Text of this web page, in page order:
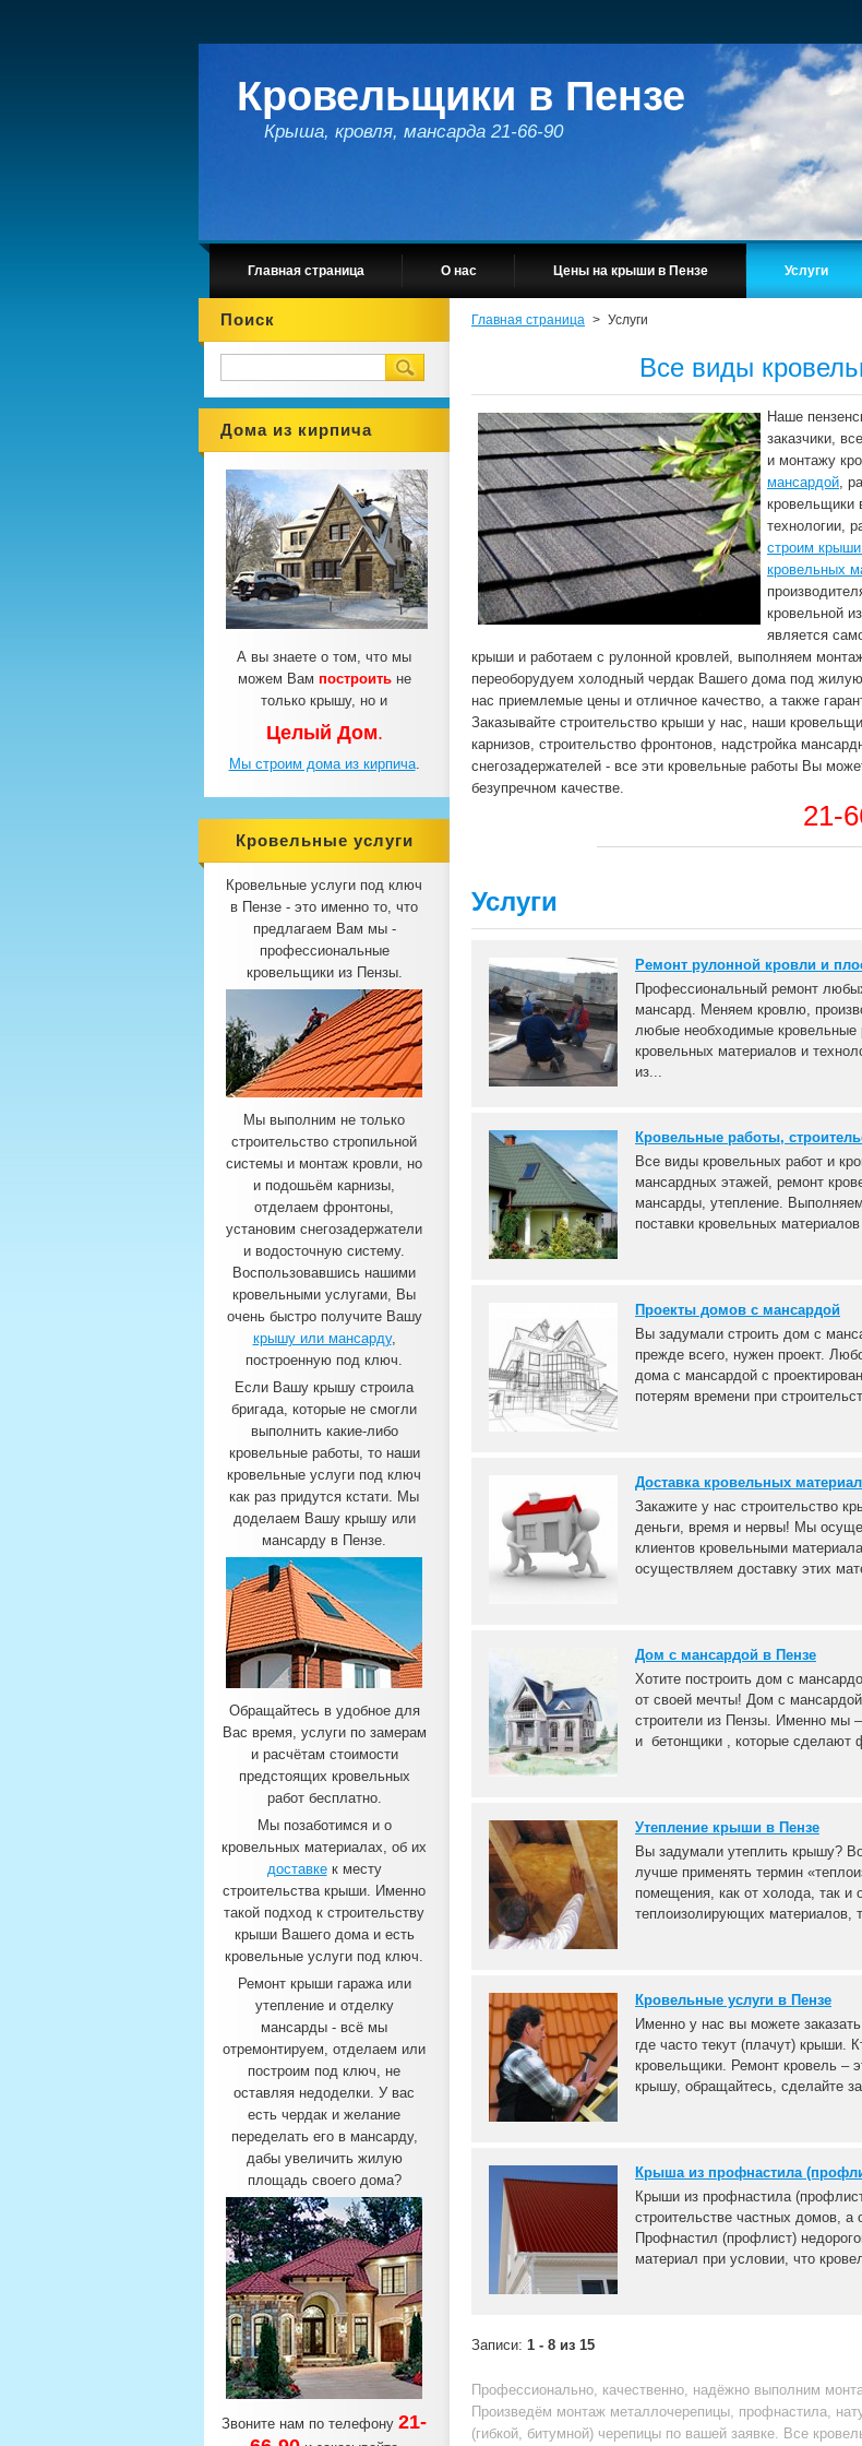
Кровельщики в Пензе
Крыша, кровля, мансарда 21-66-90
Главная страница О нас Цены на крыши в Пензе Услуги
Главная страница > Услуги
Все виды
Наше
заказчики,
и монтажу
мансардой,
кровельщики
технологии,
строим
кровельных
кровельной
является
крыши и работаем с рулонной кровлей, выполняем
переоборудуем холодный чердак Вашего дома под
нас приемлемые цены и отличное качество, а также
Заказывайте строительство крыши у нас, наши
карнизов, строительство фронтонов, надстройка
снегозадержателей - все эти кровельные работы Вы
безупречном качестве.
21-
Услуги
Ремонт рулонной кровли и
Профессиональный ремонт
мансард. Меняем кровлю,
любые необходимые кровельные
кровельных материалов и
из...
Кровельные работы,
Все виды кровельных работ и
мансардных этажей, ремонт
мансарды, утепление.
поставки кровельных
Проекты домов с мансардой
Вы задумали строить дом с
прежде всего, нужен проект.
дома с мансардой с
потерям времени при
Доставка кровельных
Закажите у нас строительство
деньги, время и нервы! Мы
клиентов кровельными
осуществляем доставку этих
Дом с мансардой в Пензе
Хотите построить дом с
от своей мечты! Дом с
строители из Пензы. Именно мы
и бетонщики , которые сделают
Утепление крыши в Пензе
Вы задумали утеплить крышу?
лучше применять термин
помещения, как от холода, так и
теплоизолирующих материалов,
Кровельные услуги в Пензе
Именно у нас вы можете
где часто текут (плачут) крыши.
кровельщики. Ремонт кровель –
крышу, обращайтесь, сделайте
Крыша из профнастила
Крыши из профнастила
строительстве частных домов,
Профнастил (профлист)
материал при условии, что
Записи: 1 - 8 из 15
Профессионально, качественно, надёжно выполним
Произведём монтаж металлочерепицы, профнастила,
(гибкой, битумной) черепицы по вашей заявке. Все
Поиск
Дома из кирпича
А вы знаете о том, что мы
можем Вам построитьне
только крышу, но и
Целый Дом.
Мы строим дома из кирпича.
Кровельные услуги
под ключ
Кровельные услуги под ключ
в Пензе - это именно то, что
предлагаем Вам мы -
профессиональные
кровельщики из Пензы.
Мы выполним не только
строительство стропильной
системы и монтаж кровли, но
и подошьём карнизы,
отделаем фронтоны,
установим снегозадержатели
и водосточную систему.
Воспользовавшись нашими
кровельными услугами, Вы
очень быстро получите Вашу
крышу или мансарду,
построенную под ключ.
Если Вашу крышу строила
бригада, которые не смогли
выполнить какие-либо
кровельные работы, то наши
кровельные услуги под ключ
как раз придутся кстати. Мы
доделаем Вашу крышу или
мансарду в Пензе.
Обращайтесь в удобное для
Вас время, услуги по замерам
и расчётам стоимости
предстоящих кровельных
работ бесплатно.
Мы позаботимся и о
кровельных материалах, об их
доставкек месту
строительства крыши. Именно
такой подход к строительству
крыши Вашего дома и есть
кровельные услуги под ключ.
Ремонт крыши гаража или
утепление и отделку
мансарды - всё мы
отремонтируем, отделаем или
построим под ключ, не
оставляя недоделки. У вас
есть чердак и желание
переделать его в мансарду,
дабы увеличить жилую
площадь своего дома?
Звоните нам по телефону 21-